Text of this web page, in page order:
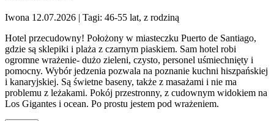
Iwona 12.07.2026 | Tagi: 46-55 lat, z rodziną
Hotel przecudowny! Położony w miasteczku Puerto de Santiago,
gdzie są sklepiki i plaża z czarnym piaskiem. Sam hotel robi
ogromne wrażenie- dużo zieleni, czysto, personel uśmiechnięty i
pomocny. Wybór jedzenia pozwala na poznanie kuchni hiszpańskiej
i kanaryjskiej. Są świetne baseny, także z masażami i nie ma
problemu z leżakami. Pokój przestronny, z cudownym widokiem na
Los Gigantes i ocean. Po prostu jestem pod wrażeniem.